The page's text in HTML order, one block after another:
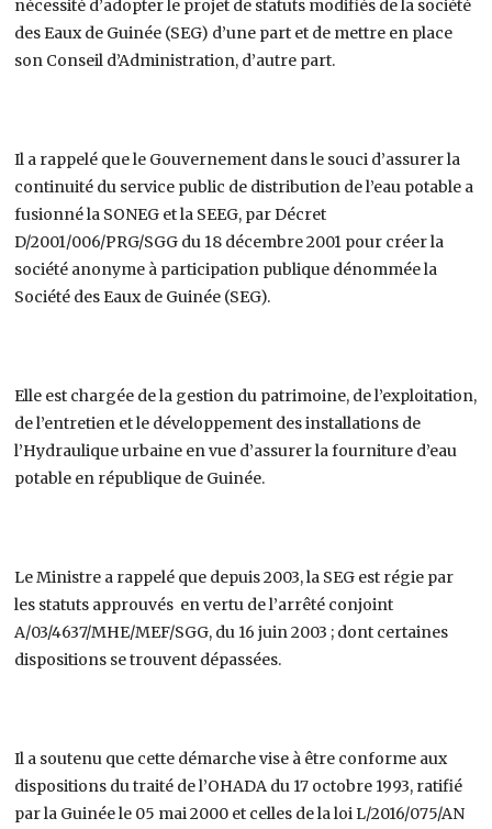
nécessité d’adopter le projet de statuts modifiés de la société
des Eaux de Guinée (SEG) d’une part et de mettre en place
son Conseil d’Administration, d’autre part.
Il a rappelé que le Gouvernement dans le souci d’assurer la
continuité du service public de distribution de l’eau potable a
fusionné la SONEG et la SEEG, par Décret
D/2001/006/PRG/SGG du 18 décembre 2001 pour créer la
société anonyme à participation publique dénommée la
Société des Eaux de Guinée (SEG).
Elle est chargée de la gestion du patrimoine, de l’exploitation,
de l’entretien et le développement des installations de
l’Hydraulique urbaine en vue d’assurer la fourniture d’eau
potable en république de Guinée.
Le Ministre a rappelé que depuis 2003, la SEG est régie par
les statuts approuvés en vertu de l’arrêté conjoint
A/03/4637/MHE/MEF/SGG, du 16 juin 2003 ; dont certaines
dispositions se trouvent dépassées.
Il a soutenu que cette démarche vise à être conforme aux
dispositions du traité de l’OHADA du 17 octobre 1993, ratifié
par la Guinée le 05 mai 2000 et celles de la loi L/2016/075/AN